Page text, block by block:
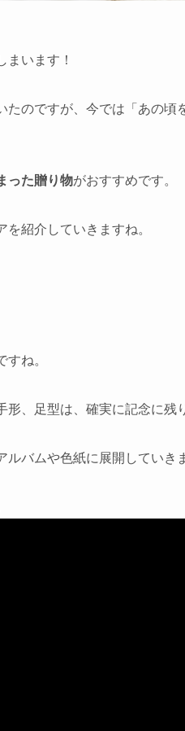
います！
のですが、今では「あの頃
った贈り物がおすすめです。
紹介していきますね。
ね。
、足型は、確実に記念に残
バムや色紙に展開していき